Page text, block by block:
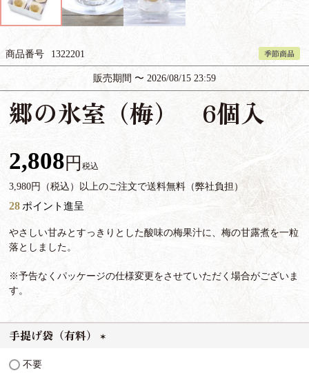
商品番号 1322201 季節商品
販売期間 〜 2026/08/15 23:59
郷の氷室（梅） 6個入
2,808 税込
3,980円（税込）以上のご注文で送料無料（弊社負担）
28 ポイント進呈
やさしい甘みとすっきりとした酸味の梅果汁に、梅の甘露煮を一粒
落としました。
※予告なくパッケージの仕様変更をさせていただく場合がございま
す。
手提げ袋（有料）
不要